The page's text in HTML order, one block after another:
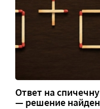
Ответ на
— решение